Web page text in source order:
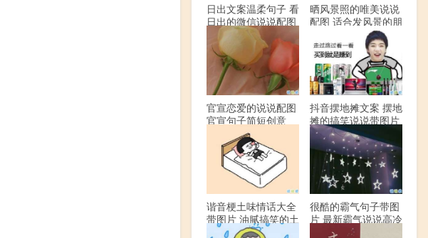
日出文案温柔句子 看
日出的微信说说配图
晒风景照的唯美说说
配图 适合发风景的朋
官宣恋爱的说说配图
官宣句子简短创意
抖音摆地摊文案 摆地
摊的搞笑说说带图片
谐音梗土味情话大全
带图片 油腻搞笑的土
味情话
很酷的霸气句子带图
片 最新霸气说说高冷